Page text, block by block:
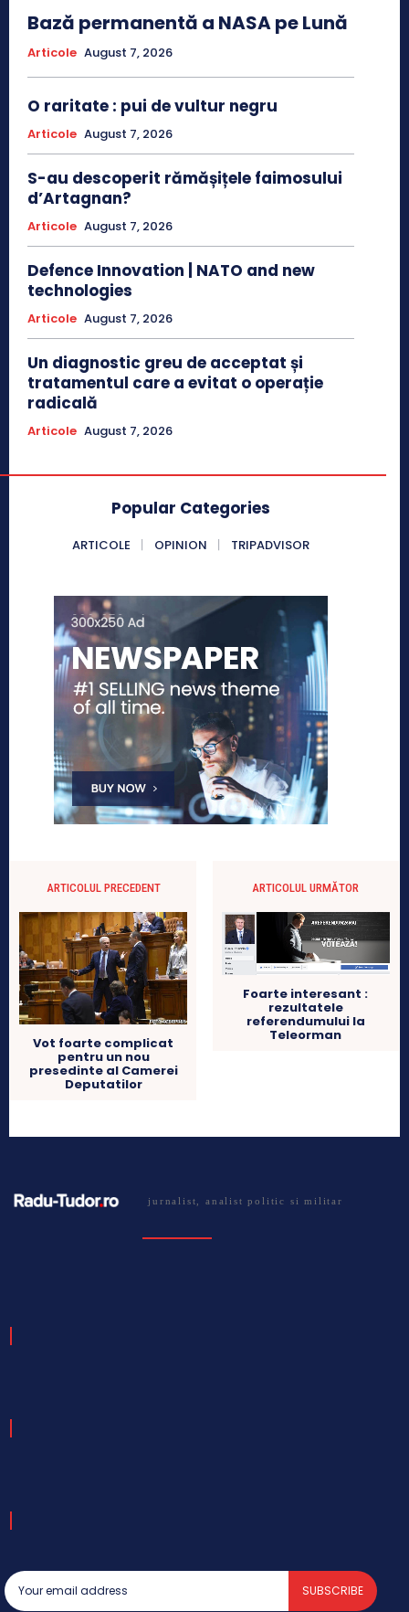
Bază permanentă a NASA pe Lună
Articole August 7, 2026
O raritate : pui de vultur negru
Articole August 7, 2026
S-au descoperit rămășițele faimosului
d’Artagnan?
Articole August 7, 2026
Defence Innovation | NATO and new
technologies
Articole August 7, 2026
Un diagnostic greu de acceptat și
tratamentul care a evitat o operație
radicală
Articole August 7, 2026
Popular Categories
ARTICOLE OPINION TRIPADVISOR
ARTICOLUL PRECEDENT
Vot foarte complicat
pentru un nou
presedinte al Camerei
Deputatilor
ARTICOLUL URMĂTOR
Foarte interesant :
rezultatele
referendumului la
Teleorman
jurnalist, analist politic si militar
SUBSCRIBE